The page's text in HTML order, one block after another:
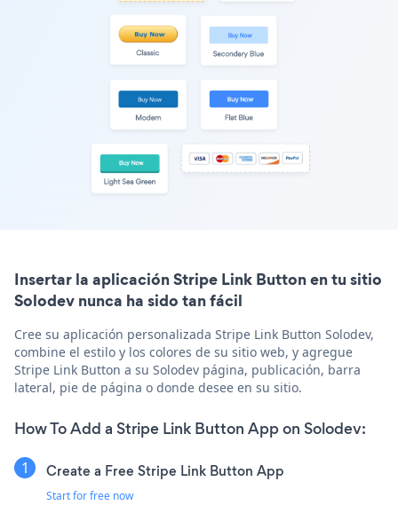
Insertar la aplicación Stripe Link Button en tu sitio
Solodev nunca ha sido tan fácil
Cree su aplicación personalizada Stripe Link Button Solodev,
combine el estilo y los colores de su sitio web, y agregue
Stripe Link Button a su Solodev página, publicación, barra
lateral, pie de página o donde desee en su sitio.
How To Add a Stripe Link Button App on Solodev:
Create a Free Stripe Link Button App
Start for free now